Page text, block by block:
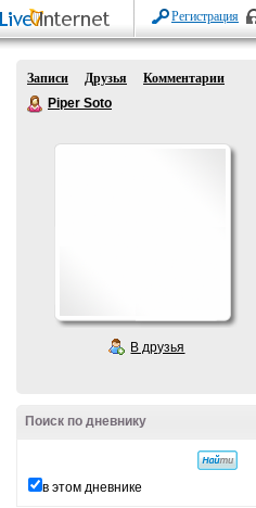
Регистрация
Записи Друзья
Комментарии
Piper Soto
В друзья
Поиск по дневнику
в этом дневнике